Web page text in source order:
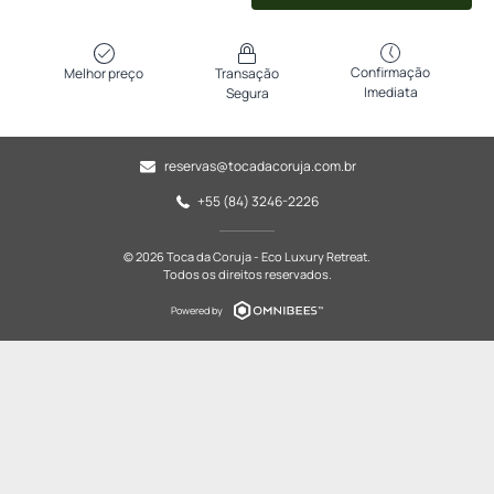
Melhor preço
Transação
Segura
Confirmação
Imediata
reservas@tocadacoruja.com.br
+55 (84) 3246-2226
© 2026 Toca da Coruja - Eco Luxury Retreat.
Todos os direitos reservados.
Powered by